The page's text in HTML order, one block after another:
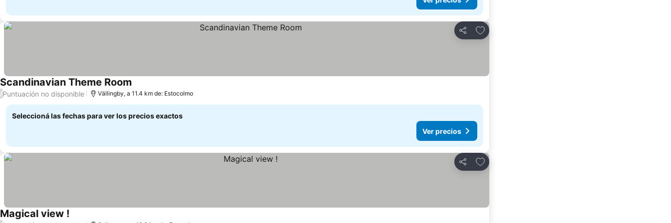
Compartir
Añadir a favoritos
Scandinavian Theme Room
/Puntuación no disponible Vällingby, a 11.4 km de: Estocolmo
Seleccioná las fechas para ver los precios exactos
Ver precios
Compartir
Añadir a favoritos
Magical view ! Ver precios